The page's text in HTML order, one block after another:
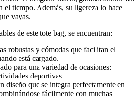
el tiempo. Además, su ligereza lo hace
vayas.
de este tote bag, se encuentran:
robustas y cómodas que facilitan el
está cargado.
para una variedad de ocasiones:
deportivas.
diseño que se integra perfectamente en
fácilmente con muchas